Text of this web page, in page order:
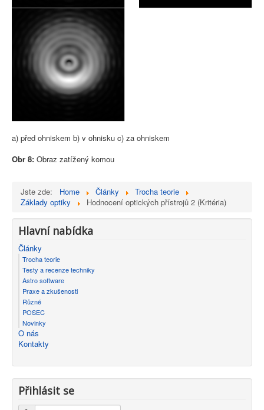
a) před ohniskem b) v ohnisku c) za ohniskem
Obr 8: Obraz zatížený komou
Jste zde: Home Články
Trocha teorie
Základy optiky
Hodnocení optických přístrojů 2 (Kritéria)
Hlavní nabídka
Články
Trocha teorie
Testy a recenze techniky
Astro software
Praxe a zkušenosti
Různé
POSEC
Novinky
O nás
Kontakty
Přihlásit se